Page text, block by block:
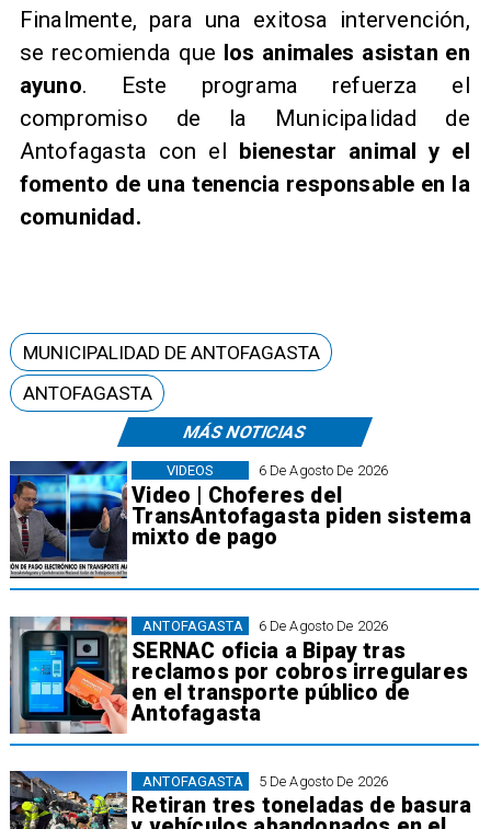
Finalmente, para una exitosa intervención,
se recomienda que los animales asistan en
ayuno. Este programa refuerza el
compromiso de la Municipalidad de
Antofagasta con el bienestar animal y el
fomento de una tenencia responsable en la
comunidad.
MÁS NOTICIAS
6 De Agosto De 2026
Video | Choferes del
TransAntofagasta piden sistema
mixto de pago
VIDEOS
6 De Agosto De 2026
SERNAC oficia a Bipay tras
reclamos por cobros irregulares
en el transporte público de
Antofagasta
ANTOFAGASTA
5 De Agosto De 2026
Retiran tres toneladas de basura
ANTOFAGASTA
MUNICIPALIDAD DE ANTOFAGASTA
ANTOFAGASTA